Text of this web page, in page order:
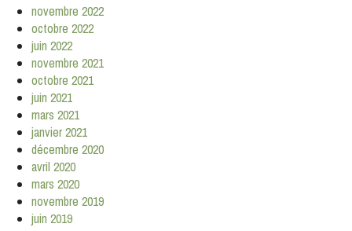
novembre 2022
octobre 2022
juin 2022
novembre 2021
octobre 2021
juin 2021
mars 2021
janvier 2021
décembre 2020
avril 2020
mars 2020
novembre 2019
juin 2019